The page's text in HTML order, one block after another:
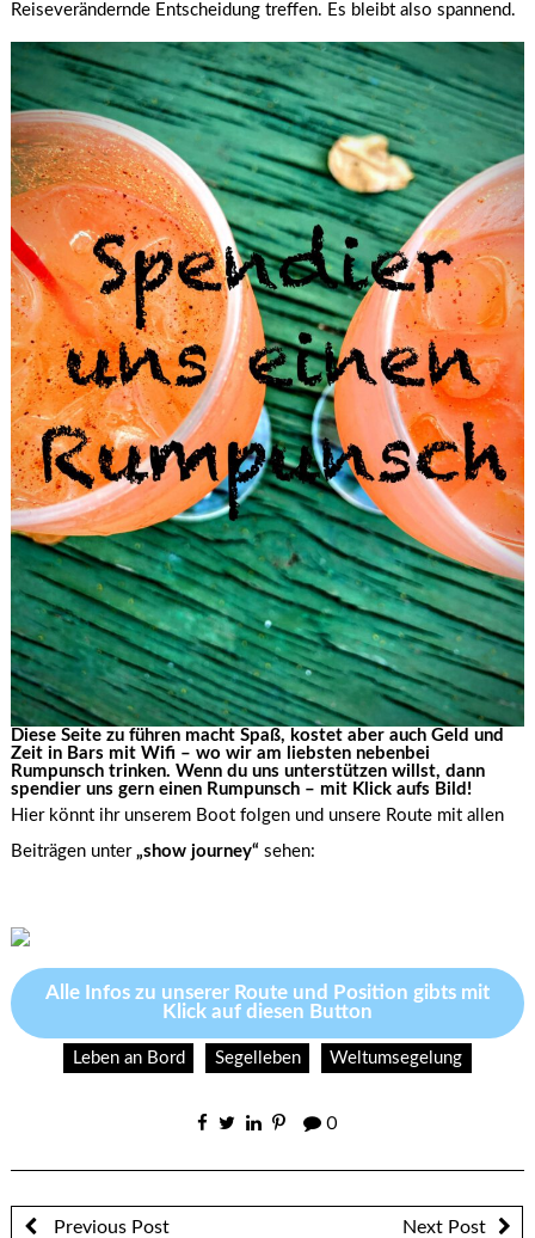
Reiseverändernde Entscheidung treffen. Es bleibt also spannend.
Diese Seite zu führen macht Spaß, kostet aber auch Geld und
Zeit in Bars mit Wifi – wo wir am liebsten nebenbei
Rumpunsch trinken. Wenn du uns unterstützen willst, dann
spendier uns gern einen Rumpunsch – mit Klick aufs Bild!
Hier könnt ihr unserem Boot folgen und unsere Route mit allen
Beiträgen unter„show journey“ sehen:
Alle Infos zu unserer Route und Position gibts mit
Klick auf diesen Button
Leben an Bord Segelleben Weltumsegelung
0
Previous Post Next Post